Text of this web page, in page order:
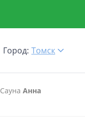
Город: Томск
Сауна Анна